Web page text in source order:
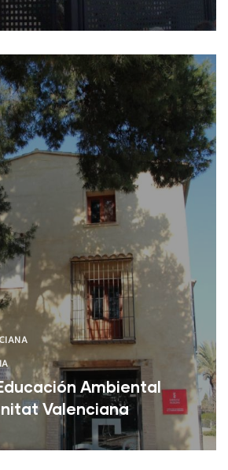
Ambiental
Valenciana